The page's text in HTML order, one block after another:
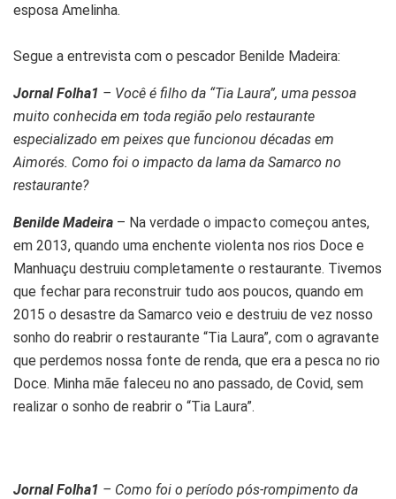
esposa Amelinha.
Segue a entrevista com o pescador Benilde Madeira:
Jornal Folha1 – Você é filho da “Tia Laura”, uma pessoa
muito conhecida em toda região pelo restaurante
especializado em peixes que funcionou décadas em
Aimorés. Como foi o impacto da lama da Samarco no
restaurante?
Benilde Madeira – Na verdade o impacto começou antes,
em 2013, quando uma enchente violenta nos rios Doce e
Manhuaçu destruiu completamente o restaurante. Tivemos
que fechar para reconstruir tudo aos poucos, quando em
2015 o desastre da Samarco veio e destruiu de vez nosso
sonho do reabrir o restaurante “Tia Laura”, com o agravante
que perdemos nossa fonte de renda, que era a pesca no rio
Doce. Minha mãe faleceu no ano passado, de Covid, sem
realizar o sonho de reabrir o “Tia Laura”.
Jornal Folha1 – Como foi o período pós-rompimento da